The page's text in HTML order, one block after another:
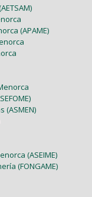
(APAME)
(ASMEN)
(ASEIME)
(FONGAME)